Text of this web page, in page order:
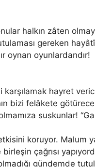
halkın zâten
gereken
oynan oyunlardandır!
hayret
bizi felâkete
suskunlar!
koruyor. Malum
çağrısı
gündemde